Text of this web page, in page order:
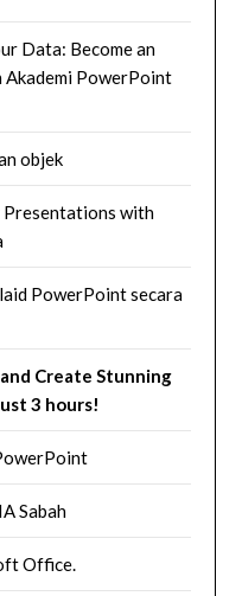
Data: Become an
PowerPoint
objek
with
PowerPoint secara
Create Stunning
3 hours!
Sabah
Office.